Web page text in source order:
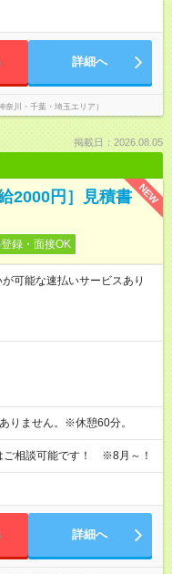
詳細へ
川・千葉・埼玉エリア）
掲載日：2026.08.05
NEW
2000円］見積書
録・面接OK
可能な速払いサービスあり
ません。※休憩60分。
相談可能です！ ※8月～！
詳細へ